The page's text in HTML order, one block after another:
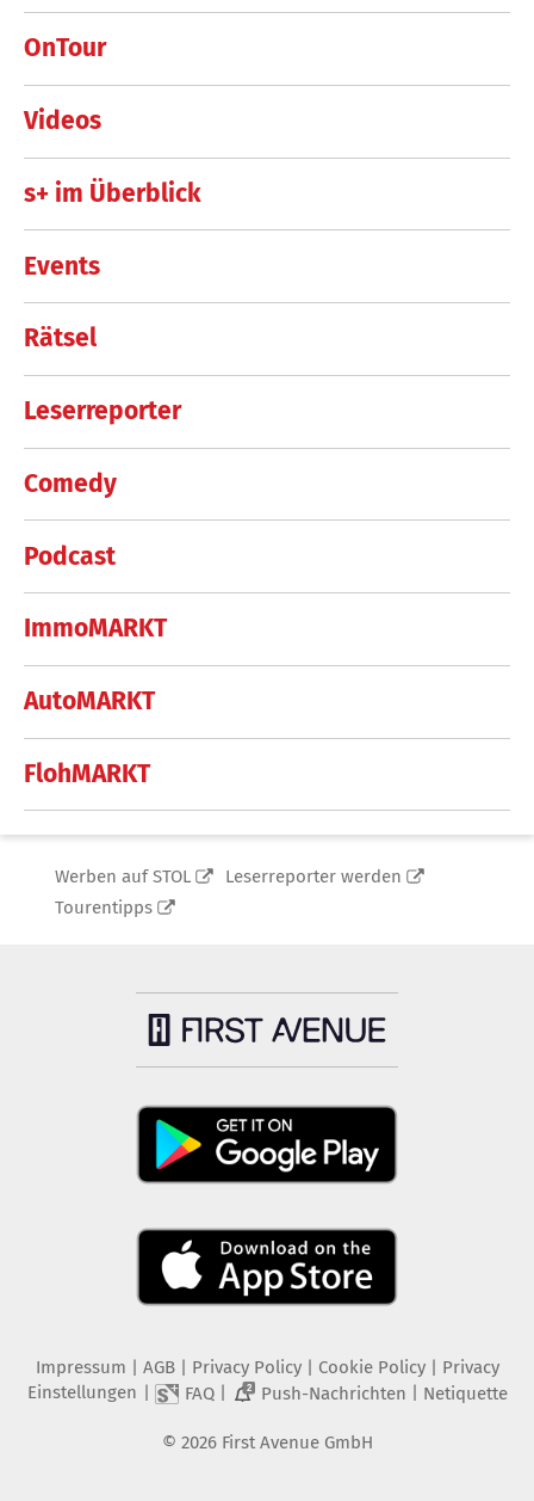
OnTour
Videos
s+ im Überblick
Events
Rätsel
Leserreporter
Comedy
Podcast
ImmoMARKT
AutoMARKT
FlohMARKT
Werben auf STOL
Leserreporter werden
Tourentipps
Impressum AGB Privacy Policy| Cookie Policy| Privacy
Einstellungen
FAQ| 2 Push-Nachrichten Netiquette
© 2026 First Avenue GmbH